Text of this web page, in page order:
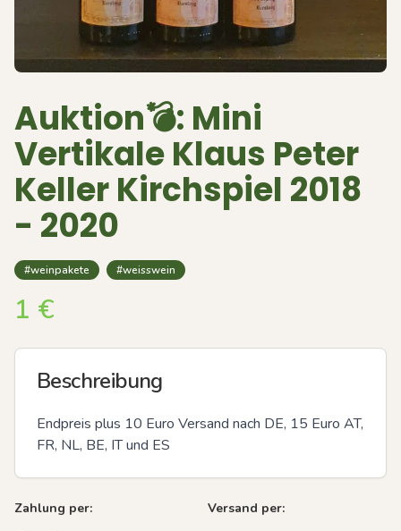
Auktion💣: Mini
Vertikale Klaus Peter
Keller Kirchspiel 2018
- 2020
#weinpakete #weisswein
1 €
Beschreibung
Endpreis plus 10 Euro Versand nach DE, 15 Euro AT,
FR, NL, BE, IT und ES
Zahlung per:
Versand per: